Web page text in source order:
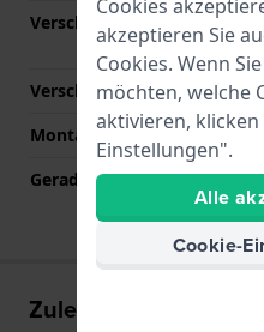
Verschlusstyp
Verschlussfarbe
Montagetyp
Gerade Bandhalterung
Zuletzt angesehen
Cookies
akzeptieren Sie
Cookies. Wenn
möchten, welche
aktivieren, klicken
Einstellungen".
Alle
Cookie-